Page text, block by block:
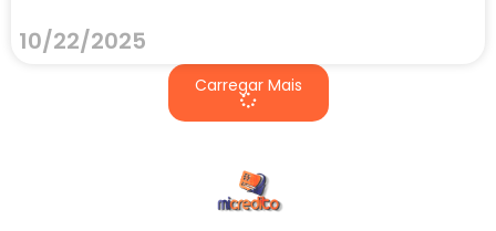
10/22/2025
Carregar Mais